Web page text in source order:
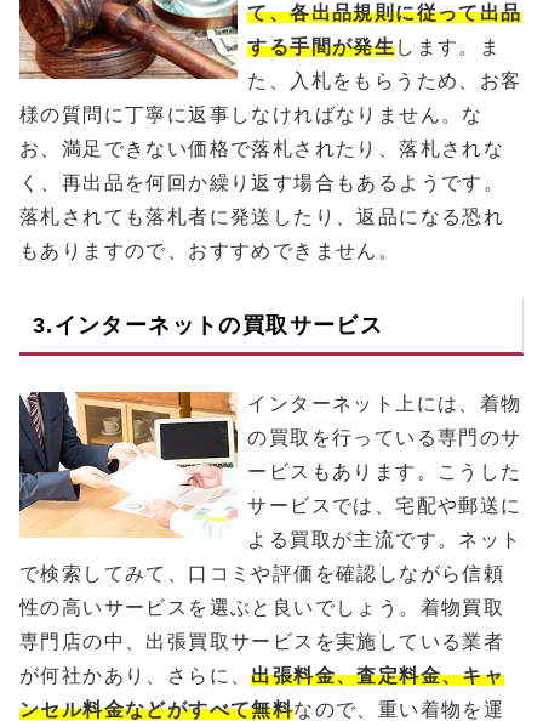
て、各出品規則に従って出品
する手間が発生します。ま
た、入札をもらうため、お客
様の質問に丁寧に返事しなければなりません。な
お、満足できない価格で落札されたり、落札されな
く、再出品を何回か繰り返す場合もあるようです。
落札されても落札者に発送したり、返品になる恐れ
もありますので、おすすめできません。
3.インターネットの買取サービス
インターネット上には、着物
の買取を行っている専門のサ
ービスもあります。こうした
サービスでは、宅配や郵送に
よる買取が主流です。ネット
で検索してみて、口コミや評価を確認しながら信頼
性の高いサービスを選ぶと良いでしょう。着物買取
専門店の中、出張買取サービスを実施している業者
が何社かあり、さらに、出張料金、査定料金、キャ
ンセル料金などがすべて無料なので、重い着物を運